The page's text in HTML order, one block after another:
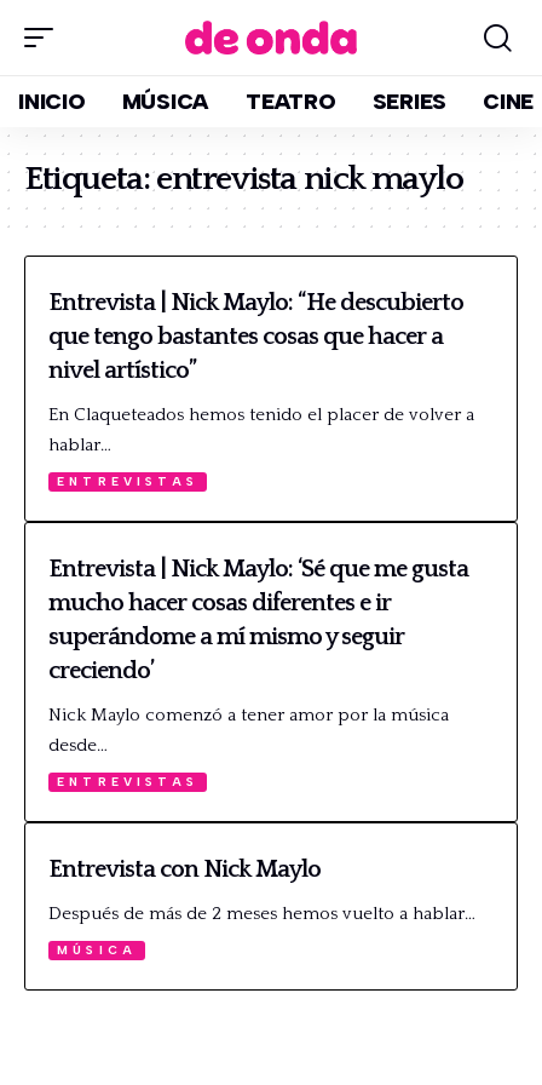
INICIO MÚSICA TEATRO SERIES CINE
Etiqueta:entrevista nick maylo
Entrevista | Nick Maylo: “He descubierto
que tengo bastantes cosas que hacer a
nivel artístico”
En Claqueteados hemos tenido el placer de volver a
hablar…
ENTREVISTAS
Entrevista | Nick Maylo: ‘Sé que me gusta
mucho hacer cosas diferentes e ir
superándome a mí mismo y seguir
creciendo’
Nick Maylo comenzó a tener amor por la música
desde…
ENTREVISTAS
Entrevista con Nick Maylo
Después de más de 2 meses hemos vuelto a hablar…
MÚSICA